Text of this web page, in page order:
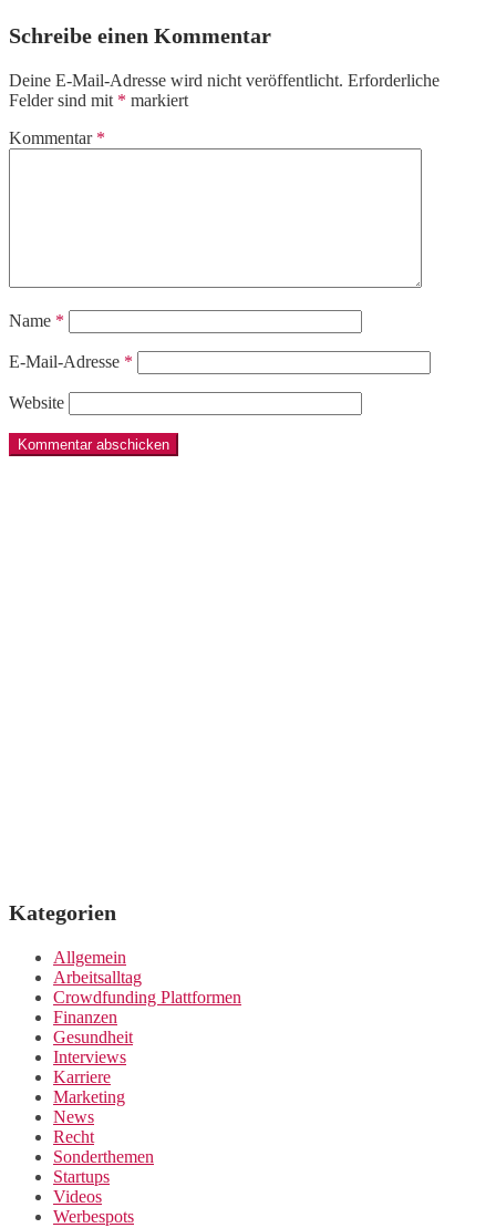
Schreibe einen Kommentar
Deine E-Mail-Adresse wird nicht veröffentlicht. Erforderliche
Felder sind mit * markiert
Kommentar *
Name *
E-Mail-Adresse *
Website
Kategorien
Allgemein
Arbeitsalltag
Crowdfunding Plattformen
Finanzen
Gesundheit
Interviews
Karriere
Marketing
News
Recht
Sonderthemen
Startups
Videos
Werbespots